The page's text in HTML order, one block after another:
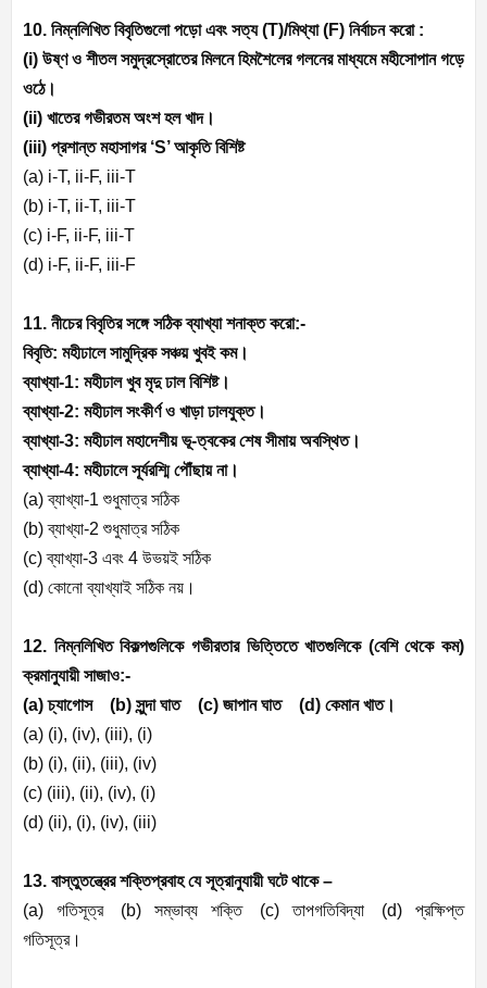
10. নিম্নলিখিত বিবৃতিগুলো পড়ো এবং সত্য (T)/মিথ্যা (F) নির্বাচন করো :
(i) উষ্ণ ও শীতল সমুদ্রস্রোতের মিলনে হিমশৈলের গলনের মাধ্যমে মহীসোপান গড়ে
ওঠে।
(ii) খাতের গভীরতম অংশ হল খাদ।
(iii) প্রশান্ত মহাসাগর ‘S’আকৃতি বিশিষ্ট
(a) i-T, ii-F, iii-T
(b) i-T, ii-T, iii-T
(c) i-F, ii-F, iii-T
(d) i-F, ii-F, iii-F
11. নীচের বিবৃতির সঙ্গে সঠিক ব্যাখ্যা শনাক্ত করো:-
বিবৃতি: মহীঢালে সামুদ্রিক সঞ্চয় খুবই কম।
ব্যাখ্যা-1: মহীঢাল খুব মৃদু ঢাল বিশিষ্ট।
ব্যাখ্যা-2: মহীঢাল সংকীর্ণ ও খাড়া ঢালযুক্ত।
ব্যাখ্যা-3: মহীঢাল মহাদেশীয় ভূ-ত্বকের শেষ সীমায় অবস্থিত।
ব্যাখ্যা-4: মহীঢালে সূর্যরশ্মি পৌঁছায় না।
(a)ব্যাখ্যা-1 শুধুমাত্র সঠিক
(b)ব্যাখ্যা-2 শুধুমাত্র সঠিক
(c)ব্যাখ্যা-3 এবং 4 উভয়ই সঠিক
(d) কোনো ব্যাখ্যাই সঠিক নয়।
12. নিম্নলিখিত বিকল্পগুলিকে গভীরতার ভিত্তিতে খাতগুলিকে (বেশি থেকে কম)
ক্রমানুযায়ী সাজাও:-
(a)চ্যাগোস (b) সুন্দা ঘাত (c) জাপান ঘাত (d) কেমান খাত।
(a) (i), (iv), (iii), (i)
(b) (i), (ii), (iii), (iv)
(c) (iii), (ii), (iv), (i)
(d) (ii), (i), (iv), (iii)
13. বাস্তুতন্ত্রের শক্তিপ্রবাহ যে সূত্রানুযায়ী ঘটে থাকে –
(a) গতিসূত্র (b) সম্ভাব্য শক্তি (c)তাপগতিবিদ্যা (d) প্রক্ষিপ্ত
গতিসূত্র।